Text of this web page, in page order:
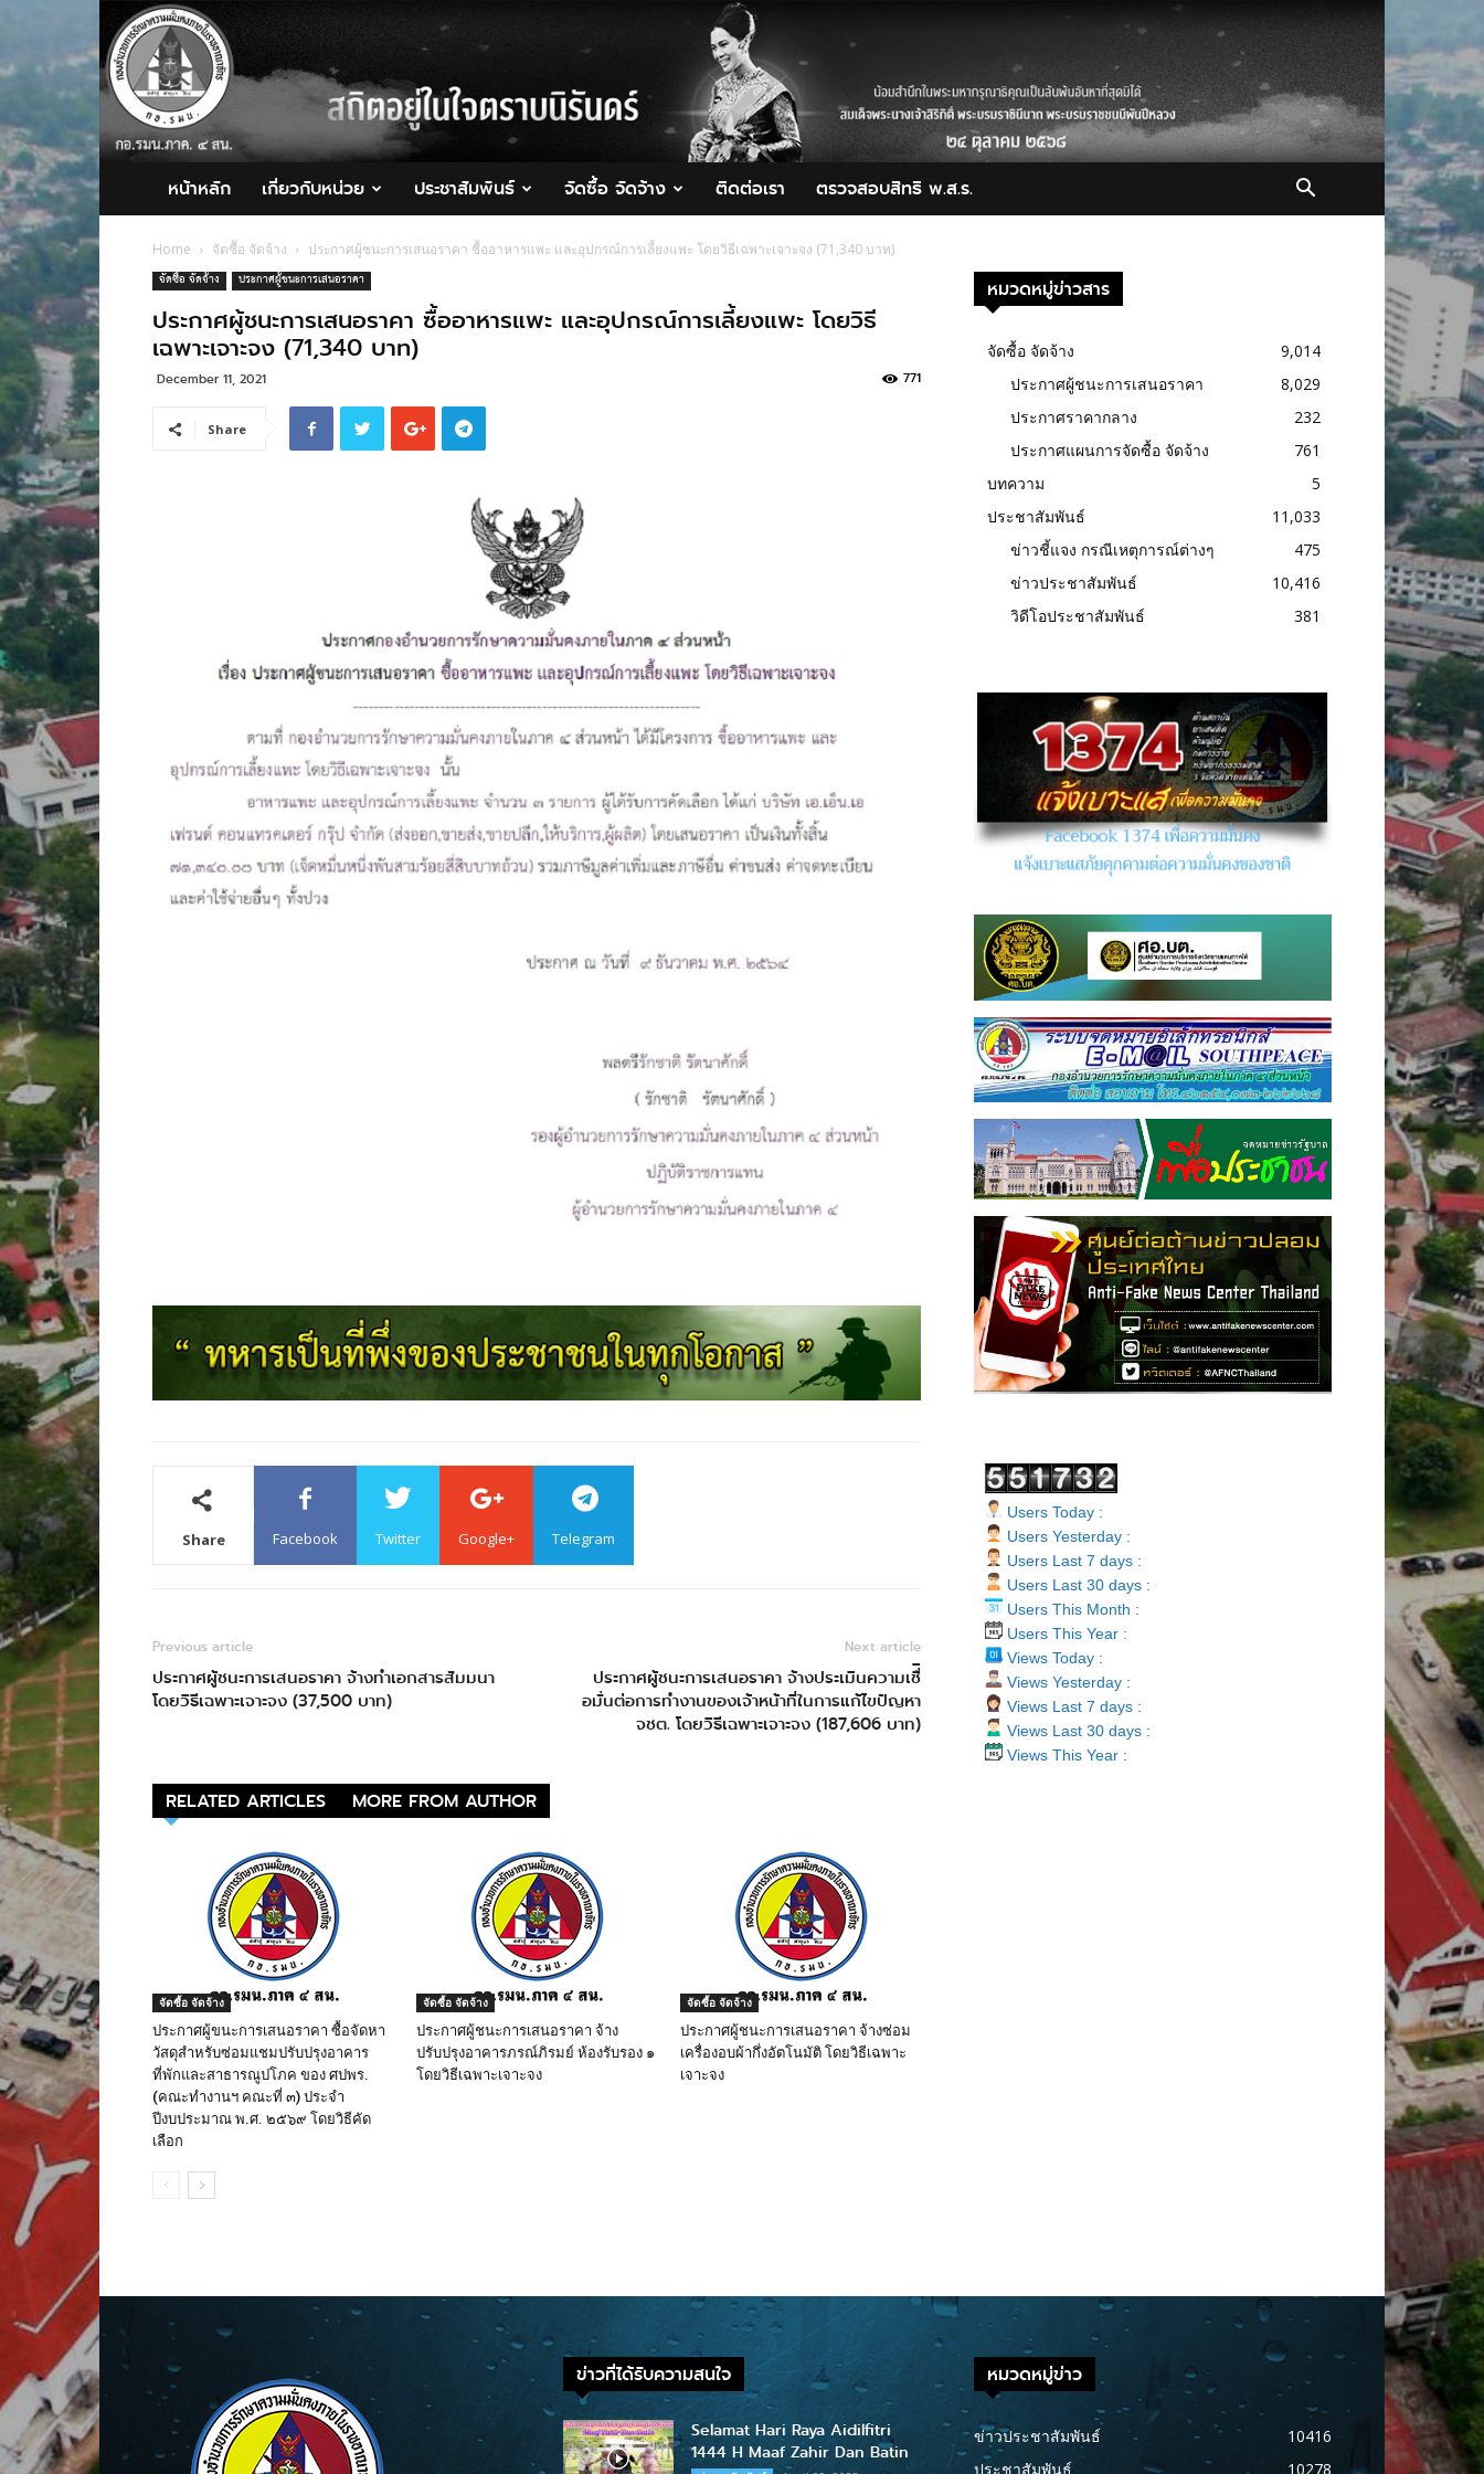
กอ.รมน.ภาค
4
สน.
หน้าหลัก เกี่ยวกับหน่วย ประชาสัมพันธ์ จัดซื้อ จัดจ้าง ติดต่อเรา ตรวจสอบสิทธิ พ.ส.ร.
Home จัดซื้อ จัดจ้าง ประกาศผู้ชนะการเสนอราคา ซื้ออาหารแพะ และอุปกรณ์การเลี้ยงแพะ โดยวิธีเฉพาะเจาะจง (71,340 บาท)
จัดซื้อ จัดจ้าง ประกาศผู้ชนะการเสนอราคา
ประกาศผู้ชนะการเสนอราคา ซื้ออาหารแพะ และอุปกรณ์การเลี้ยงแพะ โดยวิธี
เฉพาะเจาะจง (71,340 บาท)
December 11, 2021 771
Share
Share Facebook Twitter Google+ Telegram
Previous article
ประกาศผู้ชนะการเสนอราคา จ้างทำเอกสารสัมมนา
โดยวิธีเฉพาะเจาะจง (37,500 บาท)
Next article
ประกาศผู้ชนะการเสนอราคา จ้างประเมินความเชื่ิ
อมั่นต่อการทำงานของเจ้าหน้าที่ในการแก้ไขปัญหา
จชต. โดยวิธีเฉพาะเจาะจง (187,606 บาท)
RELATED ARTICLES MORE FROM AUTHOR
จัดซื้อ จัดจ้าง
ประกาศผู้ขนะการเสนอราคา ซื้อจัดหา
วัสดุสำหรับซ่อมแชมปรับปรุงอาคาร
ที่พักและสาธารณูปโภค ของ ศปพร.
(คณะทำงานฯ คณะที่ ๓) ประจำ
ปีงบประมาณ พ.ศ. ๒๕๖๙ โดยวิธีคัด
เลือก
จัดซื้อ จัดจ้าง
ประกาศผู้ชนะการเสนอราคา จ้าง
ปรับปรุงอาคารภรณ์ภิรมย์ ห้องรับรอง ๑
โดยวิธีเฉพาะเจาะจง
จัดซื้อ จัดจ้าง
ประกาศผู้ชนะการเสนอราคา จ้างซ่อม
เครื่องอบผ้ากึ่งอัตโนมัติ โดยวิธีเฉพาะ
เจาะจง
หมวดหมู่ข่าวสาร
จัดซื้อ จัดจ้าง
9,014
ประกาศผู้ชนะการเสนอราคา
8,029
ประกาศราคากลาง
232
ประกาศแผนการจัดซื้อ จัดจ้าง
761
บทความ
5
ประชาสัมพันธ์
11,033
ข่าวชี้แจง กรณีเหตุการณ์ต่างๆ
475
ข่าวประชาสัมพันธ์
10,416
วิดีโอประชาสัมพันธ์
381
Users Today :
Users Yesterday :
Users Last 7 days :
Users Last 30 days :
Users This Month :
Users This Year :
Views Today :
Views Yesterday :
Views Last 7 days :
Views Last 30 days :
Views This Year :
ข่าวที่ได้รับความสนใจ
Selamat Hari Raya Aidilfitri
1444 H Maaf Zahir Dan Batin
หมวดหมู่ข่าว
ข่าวประชาสัมพันธ์
10416
ประชาสัมพันธ์
10278